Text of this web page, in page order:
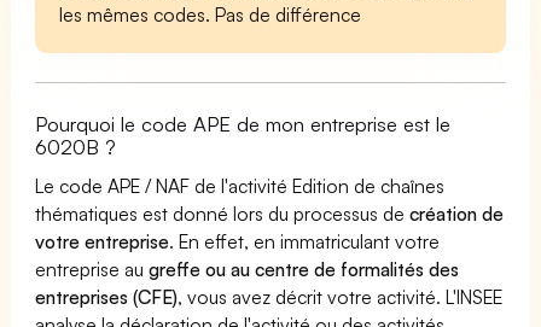
les mêmes codes. Pas de différence
Pourquoi le code APE de mon entreprise est le
6020B ?
Le code APE / NAF de l'activité Edition de chaînes
thématiques est donné lors du processus decréation de
votre entreprise. En effet, en immatriculant votre
entreprise augreffe ou au centre de formalités des
entreprises (CFE), vous avez décrit votre activité. L'INSEE